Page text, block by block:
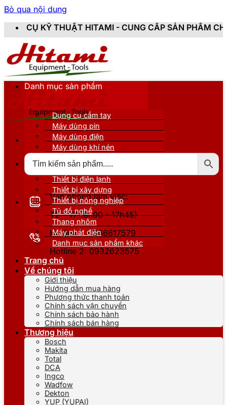
Bỏ qua nội dung
- CUNG CẤP SẢN PHẨM CHÍNH HÃNG, MỚI
Văn phòng làm việc:
T2 - T7 (8h00 - 17h45)
Hotline 1: 0866617579
Hotline 2: 0932623575
Danh mục sản phẩm
Dụng cụ cầm tay
Máy dùng pin
Máy dùng điện
Máy dùng khí nén
Thiết bị nâng đỡ
Thiết bị điện lạnh
Thiết bị xây dựng
Thiết bị nông nghiệp
Tủ đồ nghề
Thang nhôm
Máy phát điện
Danh mục sản phẩm khác
Trang chủ
Về chúng tôi
Giới thiệu
Hướng dẫn mua hàng
Phương thức thanh toán
Chính sách vận chuyển
Chính sách bảo hành
Chính sách bán hàng
Thương hiệu
Bosch
Makita
Total
DCA
Ingco
Wadfow
Dekton
YUP (YUPAI)